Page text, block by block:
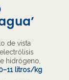
de vista
hidrógeno,
litros/kg